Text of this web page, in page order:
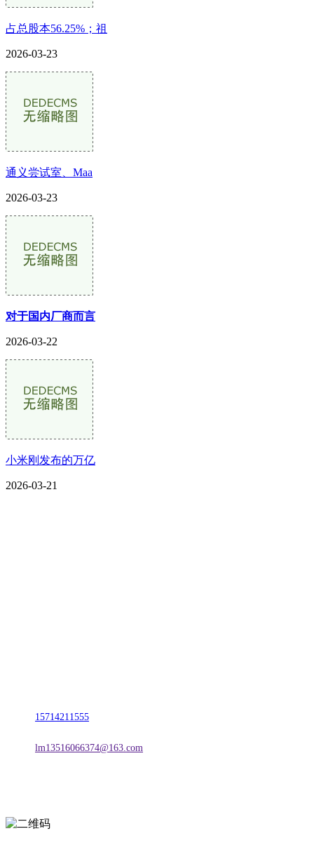
占总股本56.25%；祖
2026-03-23
通义尝试室、Maa
2026-03-23
对于国内厂商而言
2026-03-22
小米刚发布的万亿
2026-03-21
15714211555
lm13516066374@163.com